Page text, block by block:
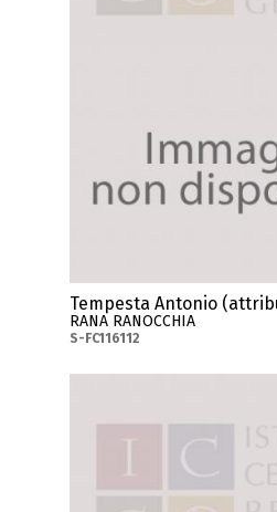
Tempesta Antonio
RANA RANOCCHIA
S-FC116112